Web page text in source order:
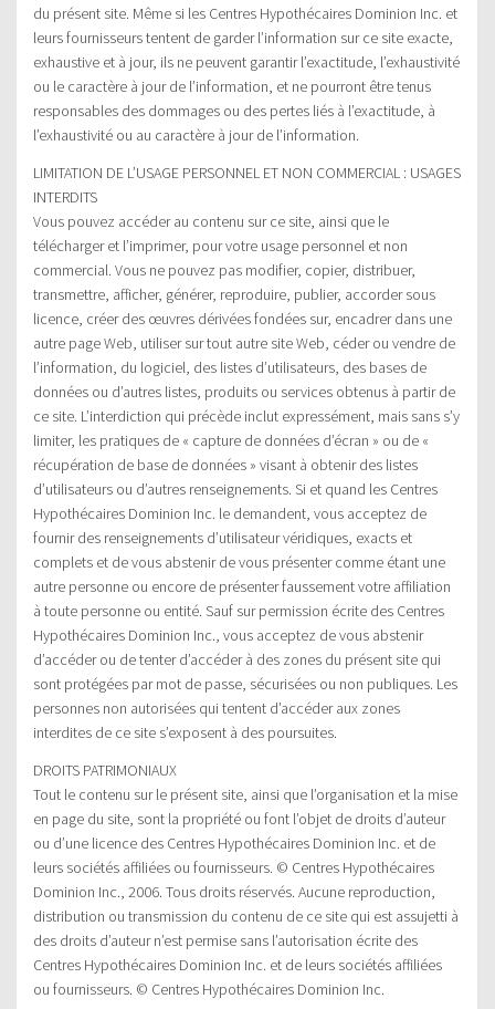
du présent site. Même si les Centres Hypothécaires Dominion Inc. et
leurs fournisseurs tentent de garder l’information sur ce site exacte,
exhaustive et à jour, ils ne peuvent garantir l’exactitude, l’exhaustivité
ou le caractère à jour de l’information, et ne pourront être tenus
responsables des dommages ou des pertes liés à l’exactitude, à
l’exhaustivité ou au caractère à jour de l’information.
LIMITATION DE L’USAGE PERSONNEL ET NON COMMERCIAL : USAGES
INTERDITS
Vous pouvez accéder au contenu sur ce site, ainsi que le
télécharger et l’imprimer, pour votre usage personnel et non
commercial. Vous ne pouvez pas modifier, copier, distribuer,
transmettre, afficher, générer, reproduire, publier, accorder sous
licence, créer des œuvres dérivées fondées sur, encadrer dans une
autre page Web, utiliser sur tout autre site Web, céder ou vendre de
l’information, du logiciel, des listes d’utilisateurs, des bases de
données ou d’autres listes, produits ou services obtenus à partir de
ce site. L’interdiction qui précède inclut expressément, mais sans s’y
limiter, les pratiques de « capture de données d’écran » ou de «
récupération de base de données » visant à obtenir des listes
d’utilisateurs ou d’autres renseignements. Si et quand les Centres
Hypothécaires Dominion Inc. le demandent, vous acceptez de
fournir des renseignements d’utilisateur véridiques, exacts et
complets et de vous abstenir de vous présenter comme étant une
autre personne ou encore de présenter faussement votre affiliation
à toute personne ou entité. Sauf sur permission écrite des Centres
Hypothécaires Dominion Inc., vous acceptez de vous abstenir
d’accéder ou de tenter d’accéder à des zones du présent site qui
sont protégées par mot de passe, sécurisées ou non publiques. Les
personnes non autorisées qui tentent d’accéder aux zones
interdites de ce site s’exposent à des poursuites.
DROITS PATRIMONIAUX
Tout le contenu sur le présent site, ainsi que l’organisation et la mise
en page du site, sont la propriété ou font l’objet de droits d’auteur
ou d’une licence des Centres Hypothécaires Dominion Inc. et de
leurs sociétés affiliées ou fournisseurs. © Centres Hypothécaires
Dominion Inc., 2006. Tous droits réservés. Aucune reproduction,
distribution ou transmission du contenu de ce site qui est assujetti à
des droits d’auteur n’est permise sans l’autorisation écrite des
Centres Hypothécaires Dominion Inc. et de leurs sociétés affiliées
ou fournisseurs. © Centres Hypothécaires Dominion Inc.